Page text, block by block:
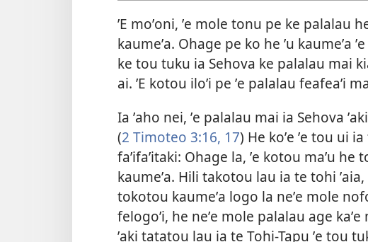
ʼE moʼoni, ʼe mole tonu pe ke palalau
kaumeʼa. Ohage pe ko he ʼu kaumeʼa
ke tou tuku ia Sehova ke palalau mai
ai. ʼE kotou iloʼi pe ʼe palalau feafeaʼi
Ia ʼaho nei, ʼe palalau mai ia Sehova
(2 Timoteo 3:16, 17) He koʼe ʼe tou ui
faʼifaʼitaki: Ohage la, ʼe kotou maʼu
kaumeʼa. Hili takotou lau ia te tohi
tokotou kaumeʼa logo la neʼe mole
felogoʼi, he neʼe mole palalau age
ʼaki tatatou lau ia te Tohi-Tapu ʼe tou